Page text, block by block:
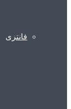
فانتزی